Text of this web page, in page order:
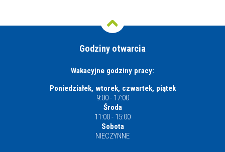
Godziny otwarcia
Wakacyjne godziny pracy:
Poniedziałek, wtorek, czwartek, piątek
9:00 - 17:00
Środa
11:00 - 15:00
Sobota
NIECZYNNE